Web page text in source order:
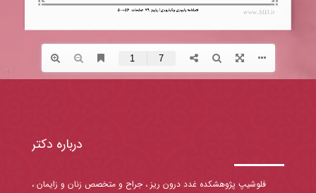
درباره دکتر
فلوشیپ پژوهشکده غدد درون ریز ، جراح و متخصص زنان و زایمان ،